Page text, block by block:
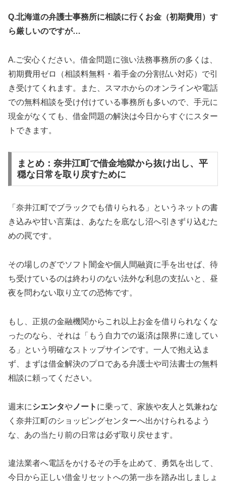
Q.北海道の弁護士事務所に相談に行くお金（初期費用）す
ら厳しいのですが…
A.ご安心ください。借金問題に強い法務事務所の多くは、
初期費用ゼロ（相談料無料・着手金の分割払い対応）で引
き受けてくれます。また、スマホからのオンラインや電話
での無料相談を受け付けている事務所も多いので、手元に
現金がなくても、借金問題の解決は今日からすぐにスター
トできます。
まとめ：奈井江町で借金地獄から抜け出し、平
穏な日常を取り戻すために
「奈井江町でブラックでも借りられる」というネットの書
き込みや甘い言葉は、あなたを底なし沼へ引きずり込むた
めの罠です。
その場しのぎでソフト闇金や個人間融資に手を出せば、待
ち受けているのは終わりのない法外な利息の支払いと、昼
夜を問わない取り立ての恐怖です。
もし、正規の金融機関からこれ以上お金を借りられなくな
ったのなら、それは「もう自力での返済は限界に達してい
る」という明確なストップサインです。一人で抱え込ま
ず、まずは借金解決のプロである弁護士や司法書士の無料
相談に頼ってください。
週末にシエンタや ノート に乗って、家族や友人と気兼ねな
く奈井江町のショッピングセンターへ出かけられるよう
な、あの当たり前の日常は必ず取り戻せます。
違法業者へ電話をかけるその手を止めて、勇気を出して、
今日から正しい借金リセットへの第一歩を踏み出しましょ